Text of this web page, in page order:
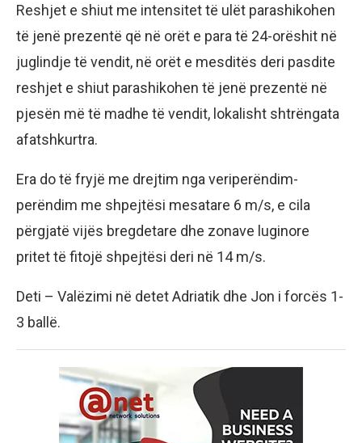
Reshjet e shiut me intensitet të ulët parashikohen
të jenë prezentë që në orët e para të 24-orëshit në
juglindje të vendit, në orët e mesditës deri pasdite
reshjet e shiut parashikohen të jenë prezentë në
pjesën më të madhe të vendit, lokalisht shtrëngata
afatshkurtra.
Era do të fryjë me drejtim nga veriperëndim-
perëndim me shpejtësi mesatare 6 m/s, e cila
përgjatë vijës bregdetare dhe zonave luginore
pritet të fitojë shpejtësi deri në 14 m/s.
Deti – Valëzimi në detet Adriatik dhe Jon i forcës 1-
3 ballë.